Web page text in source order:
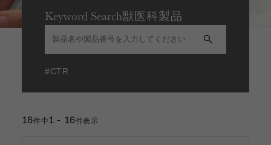
サポート動画
お問い合わせ
Contact
エグザミネーションライト
電球
充電池
Keyword Search獣医科製品
#CTR
16件中1 - 16件表示